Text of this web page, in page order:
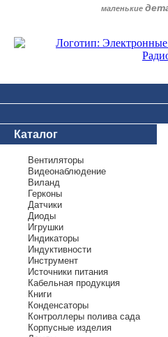
маленькие
Каталог
Вентиляторы
Видеонаблюдение
Виланд
Герконы
Датчики
Диоды
Игрушки
Индикаторы
Индуктивности
Инструмент
Источники питания
Кабельная продукция
Книги
Конденсаторы
Контроллеры полива сада
Корпусные изделия